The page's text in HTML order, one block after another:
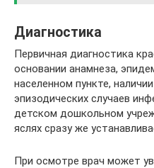
Диагностика
Первичная диагностика
основании анамнеза,
населенном пункте,
эпизодических случаев
детском дошкольном
яслях сразу же
При осмотре врач может